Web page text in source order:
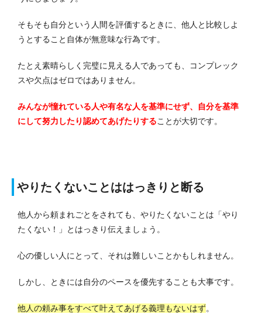
そもそも自分という人間を評価するときに、他人と比較しよ
うとすること自体が無意味な行為です。
たとえ素晴らしく完璧に見える人であっても、コンプレック
スや欠点はゼロではありません。
みんなが憧れている人や有名な人を基準にせず、自分を基準
にして努力したり認めてあげたりすることが大切です。
やりたくないことははっきりと断る
他人から頼まれごとをされても、やりたくないことは「やり
たくない！」とはっきり伝えましょう。
心の優しい人にとって、それは難しいことかもしれません。
しかし、ときには自分のペースを優先することも大事です。
他人の頼み事をすべて叶えてあげる義理もないはず。